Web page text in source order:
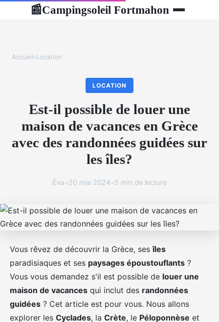
📰Campingsoleil Fortmahon
Accueil›Location
LOCATION
Est-il possible de louer une
maison de vacances en Grèce
avec des randonnées guidées sur
les îles?
Éva•20 mai 2024•5 min de lecture
Vous rêvez de découvrir la Grèce, sesîles
paradisiaques et ses paysages époustouflants ?
Vous vous demandez s'il est possible de louer une
maison de vacances qui inclut des randonnées
guidées ? Cet article est pour vous. Nous allons
explorer les Cyclades, la Crète, le Péloponnèse et